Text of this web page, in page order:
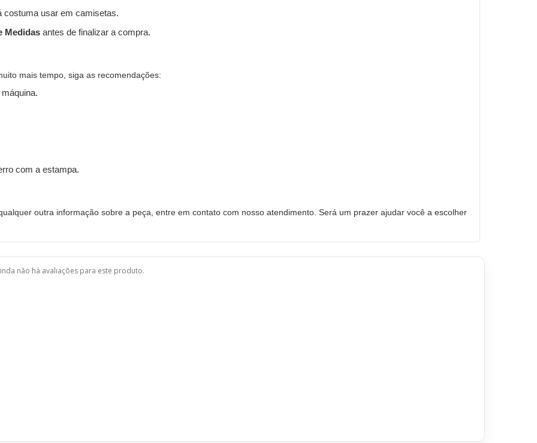
costuma usar em camisetas.
Medidas antes de finalizar a compra.
mais tempo, siga as recomendações:
com a estampa.
outra informação sobre a peça, entre em contato com nosso atendimento. Será um prazer ajudar você a escolher
não há avaliações para este produto.